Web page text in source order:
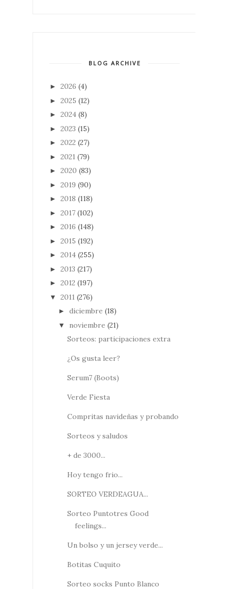
BLOG ARCHIVE
► 2026 (4)
► 2025 (12)
► 2024 (8)
► 2023 (15)
► 2022 (27)
► 2021 (79)
► 2020 (83)
► 2019 (90)
► 2018 (118)
► 2017 (102)
► 2016 (148)
► 2015 (192)
► 2014 (255)
► 2013 (217)
► 2012 (197)
▼ 2011 (276)
► diciembre (18)
▼ noviembre (21)
Sorteos: participaciones extra
¿Os gusta leer?
Serum7 (Boots)
Verde Fiesta
Compritas navideñas y probando
Sorteos y saludos
+ de 3000...
Hoy tengo frio...
SORTEO VERDEAGUA...
Sorteo Puntotres Good
feelings...
Un bolso y un jersey verde...
Botitas Cuquito
Sorteo socks Punto Blanco